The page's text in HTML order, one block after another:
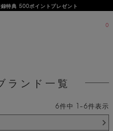
クーポンプレゼント♪
特典 500ポイントプレゼント
0
ランド一覧
6件中 1 -6件表示